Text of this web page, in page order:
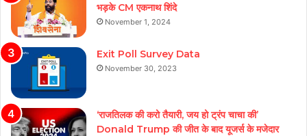
भड़के CM एकनाथ शिंदे
November 1, 2024
Exit Poll Survey Data
November 30, 2023
‘राजतिलक की करो तैयारी, जय हो ट्रंप चाचा की’
Donald Trump की जीत के बाद यूजर्स के मजेदार